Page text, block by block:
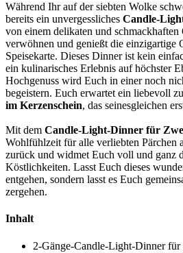
Während Ihr auf der siebten Wolke
bereits ein unvergessliches Candle-
von einem delikaten und schmackhaften
verwöhnen und genießt die einzigartige
Speisekarte. Dieses Dinner ist kein
ein kulinarisches Erlebnis auf höchster
Hochgenuss wird Euch in einer noch
begeistern. Euch erwartet ein liebevoll
im Kerzenschein, das seinesgleichen
Mit dem Candle-Light-Dinner für
Wohlfühlzeit für alle verliebten Pärchen
zurück und widmet Euch voll und ganz
Köstlichkeiten. Lasst Euch dieses
entgehen, sondern lasst es Euch
zergehen.
Inhalt
2-Gänge-Candle-Light-Dinner